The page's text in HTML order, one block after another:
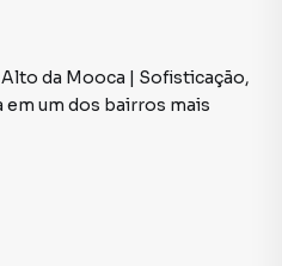
da Mooca | Sofisticação,
um dos bairros mais
estar, aconchego e